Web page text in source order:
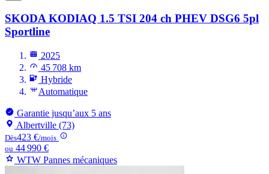
SKODA KODIAQ 1.5 TSI 204 ch PHEV DSG6 5pl
Sportline
2025
45 708 km
Hybride
Automatique
Garantie jusqu’aux 5 ans
Albertville (73)
Dès423 €/mois
ou 44 990 €
WTW Pannes mécaniques